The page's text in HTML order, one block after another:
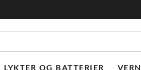
LYKTER OG BATTERIER